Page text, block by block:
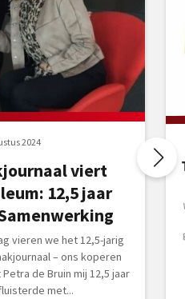
2024
viert
12,5 jaar
vieren we het 12,5-jarig
– ons koperen
de Bruin mij 12,5 jaar
met...